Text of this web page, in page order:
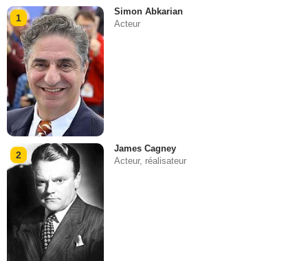
1
Simon Abkarian
Acteur
2
James Cagney
Acteur, réalisateur